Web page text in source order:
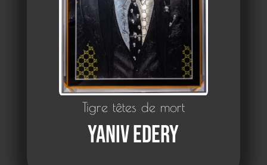
Tigre têtes de mort
Yaniv Edery